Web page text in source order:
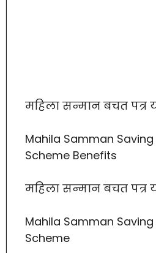
महिला सन्मान बचत पत्र
Mahila Samman
Scheme Benefits
महिला सन्मान बचत पत्र
Mahila Samman
Scheme